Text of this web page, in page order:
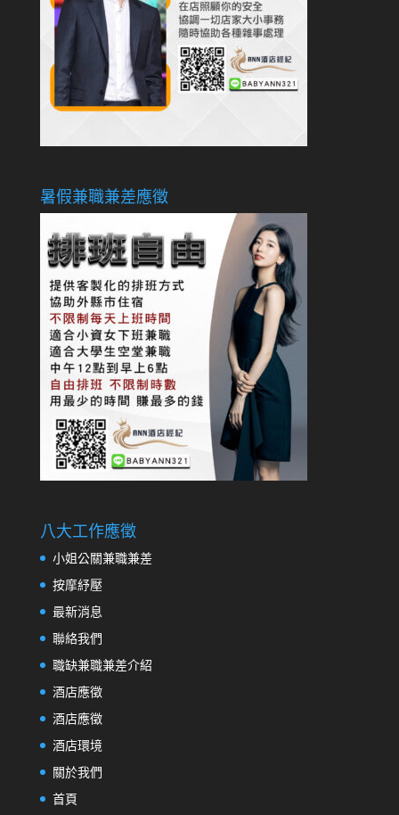
暑假兼職兼差應徵
八大工作應徵
小姐公關兼職兼差
按摩紓壓
最新消息
聯絡我們
職缺兼職兼差介紹
酒店應徵
酒店應徵
酒店環境
關於我們
首頁